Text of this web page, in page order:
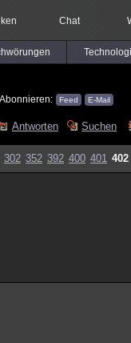
Chat
Abonnieren: Feed E-Mail
Antworten Suchen
302 352 392 400 401 402